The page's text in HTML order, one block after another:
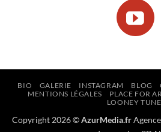
BIO GALERIE INSTAGRAM BLOG
MENTIONS LÉGALES
PLACE FOR
LOONEY
Copyright 2026 ©AzurMedia.fr